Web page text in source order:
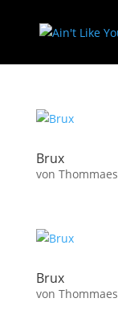
Brux
von Thommaes
Brux
von Thommaes